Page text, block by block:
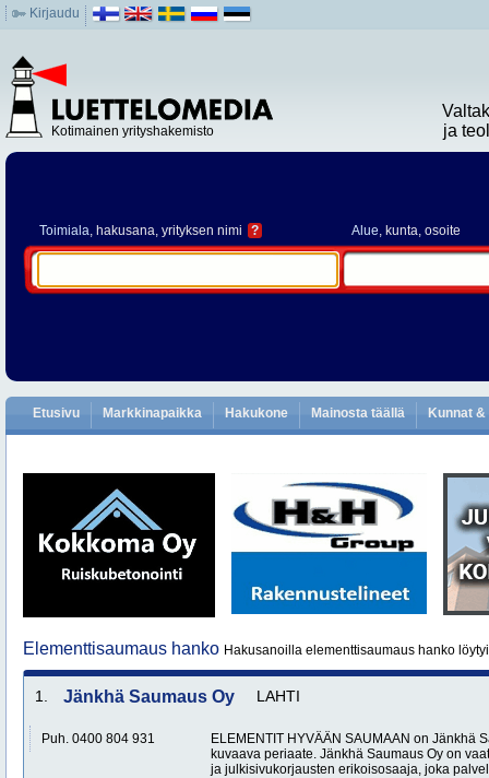
Kirjaudu
Kotimainen yrityshakemisto
ja
Toimiala, hakusana, yrityksen nimi ? Alue, kunta, osoite
Etusivu Markkinapaikka Hakukone Mainosta täällä Kunnat
Elementtisaumaus hanko Hakusanoilla elementtisaumaus hanko
1. Jänkhä Saumaus Oy LAHTI
Puh. 0400 804 931
ELEMENTIT HYVÄÄN SAUMAAN on Jänkhä
kuvaava periaate. Jänkhä Saumaus Oy on
ja julkisivukorjausten erikoisosaaja, joka